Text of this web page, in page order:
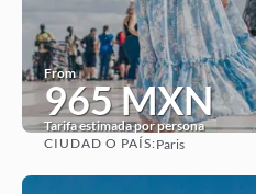
From
965 MXN
Tarifa estimada por persona
See
CIUDAD O PAÍS:Paris